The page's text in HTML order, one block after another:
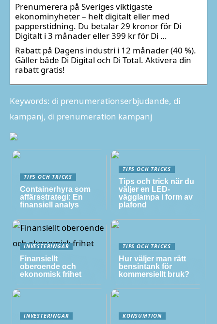
Prenumerera på Sveriges viktigaste
ekonominyheter – helt digitalt eller med
papperstidning. Du betalar 29 kronor för Di
Digitalt i 3 månader eller 399 kr för Di …
Rabatt på Dagens industri i 12 månader (40 %).
Gäller både Di Digital och Di Total. Aktivera din
rabatt gratis!
Keywords: di prenumerationserbjudande, di
kampanj, di prenumeration kampanj
TIPS OCH TRICKS
Containerhyra som
affärsstrategi: En
finansiell analys
TIPS OCH TRICKS
Tips och trick när du
väljer en LED-
vägglampa i form av
plafond
INVESTERINGAR
Finansiellt
oberoende och
ekonomisk frihet
TIPS OCH TRICKS
Hur väljer man rätt
bensintank för
kommersiellt bruk?
INVESTERINGAR KONSUMTION